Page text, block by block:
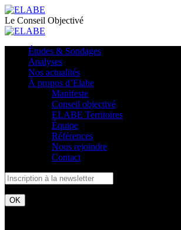
Le Conseil Objectivé
Études & Sondages
Analyses
Nos actualités
À propos d’Elabe
Manifeste
Conseil objectivé
ELABE Territoires
Équipe
Références
Nous rejoindre
Contact